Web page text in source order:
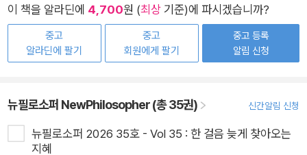
이 책을 알라딘에 4,700원 (최상 기준)에 파시겠습니까?
중고
알라딘에 팔기
중고
회원에게 팔기
중고 등록
알림 신청
뉴필로소퍼 NewPhilosopher (총 35권) 신간알림 신청
뉴필로소퍼 2026 35호 - Vol 35 : 한 걸음 늦게 찾아오는
지혜